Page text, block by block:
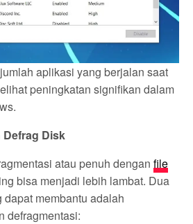
aplikasi yang berjalan saat
peningkatan signifikan dalam
Defrag Disk
atau penuh denganfile
bisa menjadi lebih lambat. Dua
membantu adalah
defragmentasi: